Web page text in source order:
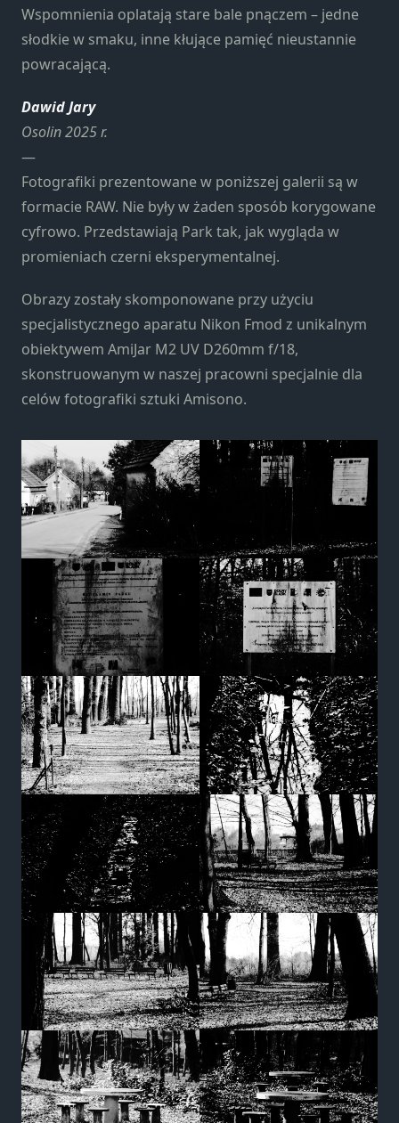
Wspomnienia oplatają stare bale pnączem – jedne
słodkie w smaku, inne kłujące pamięć nieustannie
powracającą.
Dawid Jary
Osolin 2025 r.
—
Fotografiki prezentowane w poniższej galerii są w
formacie RAW. Nie były w żaden sposób korygowane
cyfrowo. Przedstawiają Park tak, jak wygląda w
promieniach czerni eksperymentalnej.
Obrazy zostały skomponowane przy użyciu
specjalistycznego aparatu Nikon Fmod z unikalnym
obiektywem AmiJar M2 UV D260mm f/18,
skonstruowanym w naszej pracowni specjalnie dla
celów fotografiki sztuki Amisono.